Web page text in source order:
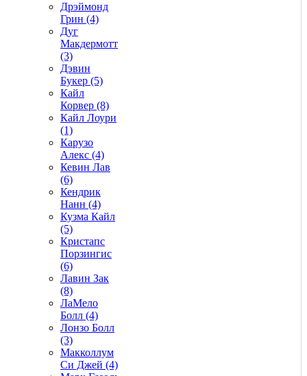
Дрэймонд
Грин (4)
Дуг
Макдермотт
(3)
Дэвин
Букер (5)
Кайл
Корвер (8)
Кайл Лоури
(1)
Карузо
Алекс (4)
Кевин Лав
(6)
Кендрик
Нанн (4)
Кузма Кайл
(5)
Кристапс
Порзингис
(6)
Лавин Зак
(8)
ЛаМело
Болл (4)
Лонзо Болл
(3)
Макколлум
Си Джей (4)